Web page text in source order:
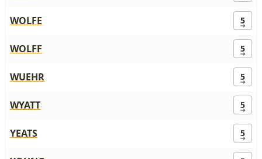
WOLFE 5
WOLFF 5
WUEHR 5
WYATT 5
YEATS 5